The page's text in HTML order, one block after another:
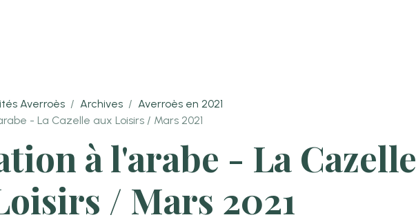
Averroès Archives
Averroès en 2021
- La Cazelle aux Loisirs / Mars 2021
à l'arabe - La Cazelle
/ Mars 2021